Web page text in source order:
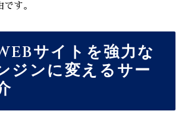
す。
サイトを強力な
ジンに変えるサー